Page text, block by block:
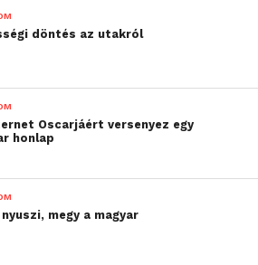
döntés az utakról
Oscarjáért versenyez egy
honlap
megy a magyar